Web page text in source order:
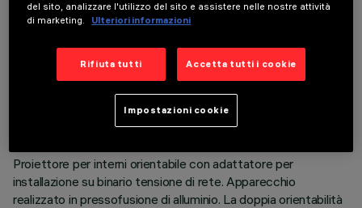
DATI TECNICI
ULTIMO AGGIORNAMENTO: 06/08/2026
Proiettore per interni orientabile con adattatore per
installazione su binario tensione di rete. Apparecchio
realizzato in pressofusione di alluminio. La doppia orientabilità
del sito, analizzare l'utilizzo del sito e assistere nelle nostre attività
di marketing.
Ulteriori informazioni
Rifiuta tutti Accetta tutti i cookie
Impostazioni cookie